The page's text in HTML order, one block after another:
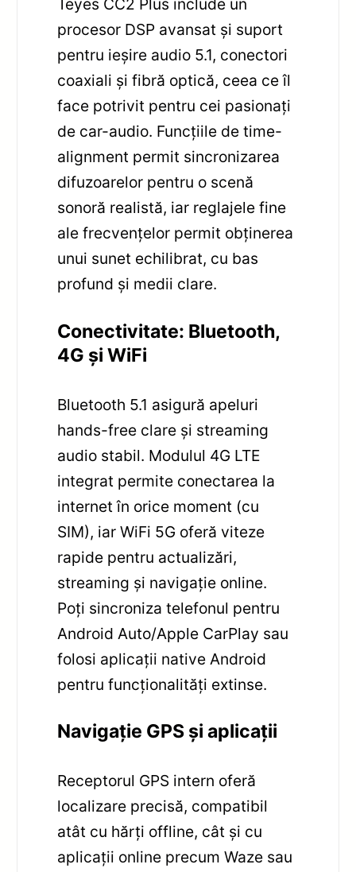
Teyes CC2 Plus include un
procesor DSP avansat și suport
pentru ieșire audio 5.1, conectori
coaxiali și fibră optică, ceea ce îl
face potrivit pentru cei pasionați
de car-audio. Funcțiile de time-
alignment permit sincronizarea
difuzoarelor pentru o scenă
sonoră realistă, iar reglajele fine
ale frecvențelor permit obținerea
unui sunet echilibrat, cu bas
profund și medii clare.
Conectivitate: Bluetooth,
4G și WiFi
Bluetooth 5.1 asigură apeluri
hands-free clare și streaming
audio stabil. Modulul 4G LTE
integrat permite conectarea la
internet în orice moment (cu
SIM), iar WiFi 5G oferă viteze
rapide pentru actualizări,
streaming și navigație online.
Poți sincroniza telefonul pentru
Android Auto/Apple CarPlay sau
folosi aplicații native Android
pentru funcționalități extinse.
Navigație GPS și aplicații
Receptorul GPS intern oferă
localizare precisă, compatibil
atât cu hărți offline, cât și cu
aplicații online precum Waze sau